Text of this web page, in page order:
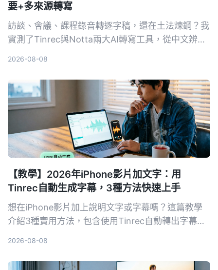
要+多來源轉寫
訪談、會議、課程錄音轉逐字稿，還在土法煉鋼？我
實測了Tinrec與Notta兩大AI轉寫工具，從中文辨
2026-08-08
【教學】2026年iPhone影片加文字：用
Tinrec自動生成字幕，3種方法快速上手
想在iPhone影片加上說明文字或字幕嗎？這篇教學
介紹3種實用方法，包含使用Tinrec自動轉出字幕再
2026-08-08